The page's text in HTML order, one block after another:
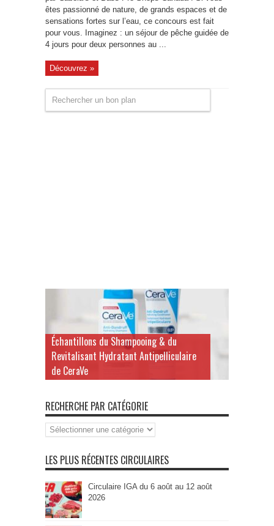
êtes passionné de nature, de grands espaces et de
sensations fortes sur l’eau, ce concours est fait
pour vous. Imaginez : un séjour de pêche guidée de
4 jours pour deux personnes au ...
Découvrez »
Échantillons du Shampooing & du
Revitalisant Hydratant Antipelliculaire
de CeraVe
RECHERCHE PAR CATÉGORIE
Recherche
par
LES PLUS RÉCENTES CIRCULAIRES
Circulaire IGA du 6 août au 12 août
2026